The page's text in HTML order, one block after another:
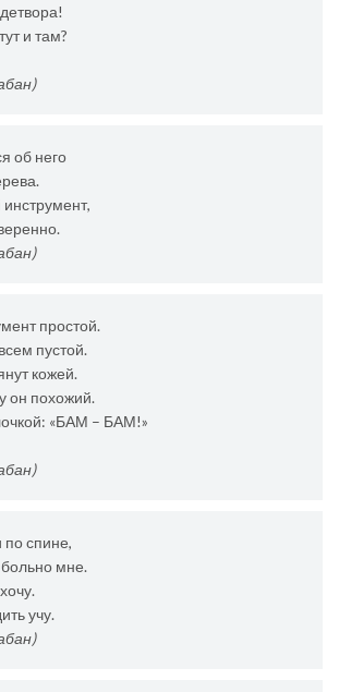
и там?
об него
простой.
пустой.
кожей.
он похожий.
«БАМ – БАМ!»
спине,
мне.
учу.